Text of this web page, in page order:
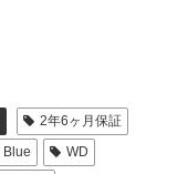
2年6ヶ月保証
Blue
WD